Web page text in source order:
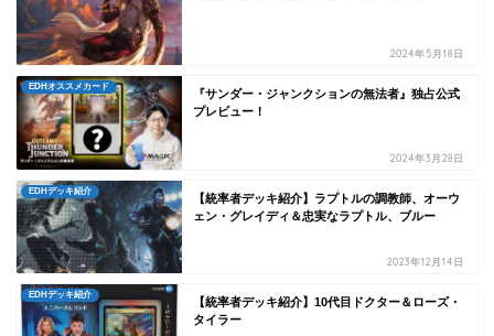
2024年5月18日
EDHオススメカード
『サンダー・ジャンクションの無法者』独占公式
プレビュー！
2024年3月28日
EDHデッキ紹介
【統率者デッキ紹介】ラプトルの調教師、オーウ
ェン・グレイディ＆忠実なラプトル、ブルー
2023年12月14日
EDHデッキ紹介
【統率者デッキ紹介】10代目ドクター＆ローズ・
タイラー